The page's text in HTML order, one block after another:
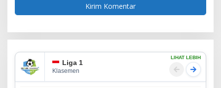
Liga 1
Klasemen
LIHAT LEBIH